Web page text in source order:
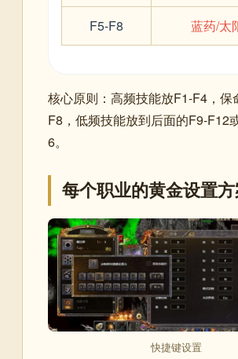
F5-F8 蓝药/太
核心原则：高频技能放F1-F4，保
F8，低频技能放到后面的F9-F12
6。
每个职业的黄金设置
快捷键设置